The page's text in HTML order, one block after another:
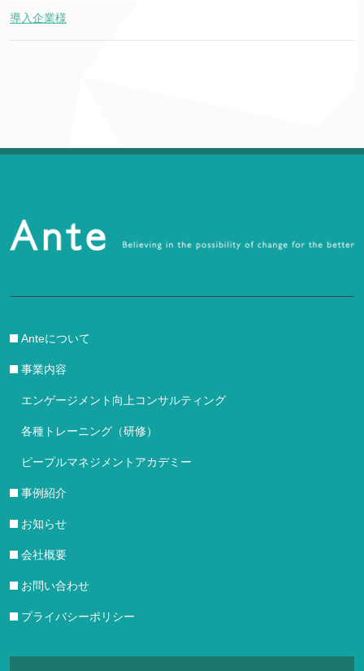
導入企業様
Anteについて
事業内容
エンゲージメント向上コンサルティング
各種トレーニング（研修）
ピープルマネジメントアカデミー
事例紹介
お知らせ
会社概要
お問い合わせ
プライバシーポリシー